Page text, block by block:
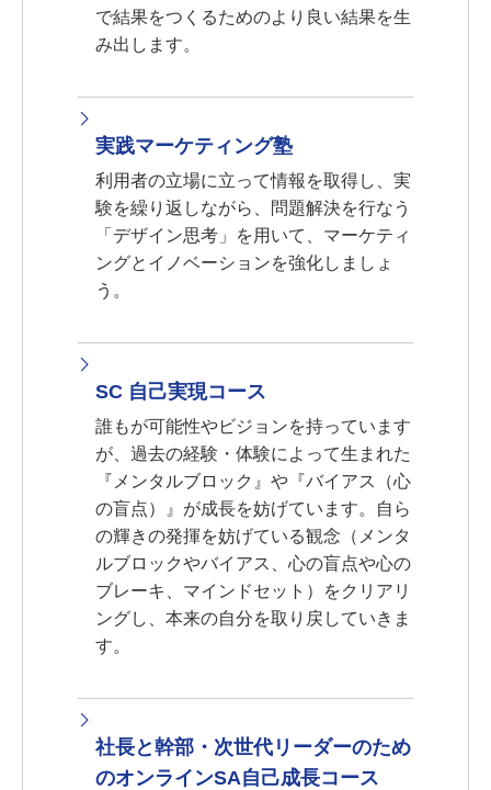
で結果をつくるためのより良い結果を生
み出します。
実践マーケティング塾
利用者の立場に立って情報を取得し、実
験を繰り返しながら、問題解決を行なう
「デザイン思考」を用いて、マーケティ
ングとイノベーションを強化しましょ
う。
SC 自己実現コース
誰もが可能性やビジョンを持っています
が、過去の経験・体験によって生まれた
『メンタルブロック』や『バイアス（心
の盲点）』が成長を妨げています。自ら
の輝きの発揮を妨げている観念（メンタ
ルブロックやバイアス、心の盲点や心の
ブレーキ、マインドセット）をクリアリ
ングし、本来の自分を取り戻していきま
す。
社長と幹部・次世代リーダーのため
のオンラインSA自己成長コース